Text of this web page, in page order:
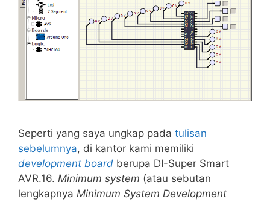
Seperti yang saya ungkap pada tulisan
sebelumnya, di kantor kami memiliki
development board berupa DI-Super Smart
AVR.16. Minimum system (atau sebutan
lengkapnya Minimum System Development